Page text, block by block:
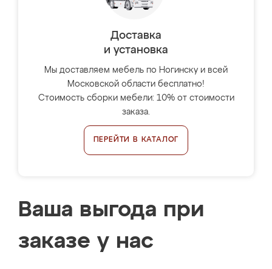
Доставка
и установка
Мы доставляем мебель по Ногинску и всей
Московской области бесплатно!
Стоимость сборки мебели: 10% от стоимости
заказа.
ПЕРЕЙТИ В КАТАЛОГ
Ваша выгода при
заказе у нас